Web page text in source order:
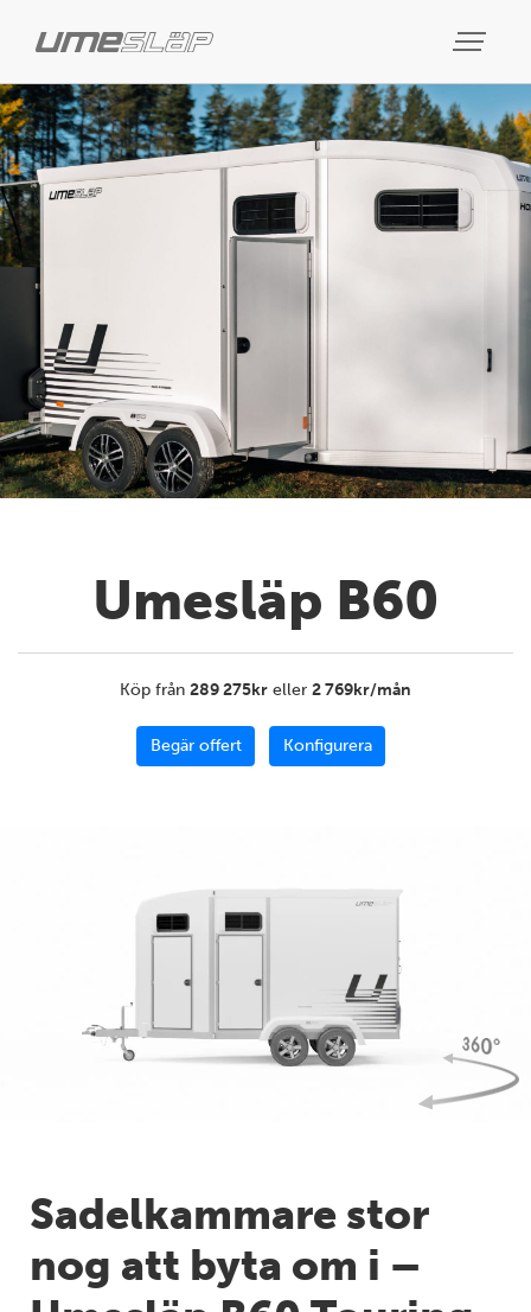
Umesläp B60
Köp från 289 275kr eller 2 769kr/mån
Begär offert Konfigurera
Sadelkammare stor
nog att byta om i –